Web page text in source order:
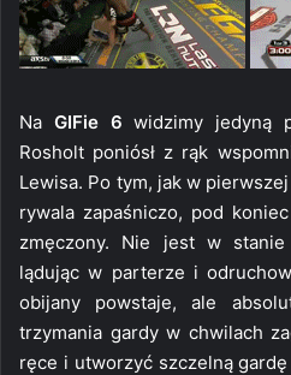
Na GIFie 6 widzimy jedyną
Rosholt poniósł z rąk
Lewisa. Po tym, jak w
rywala zapaśniczo, pod
zmęczony. Nie jest w
lądując w parterze i
obijany powstaje, ale
trzymania gardy w chwilach
ręce i utworzyć szczelną